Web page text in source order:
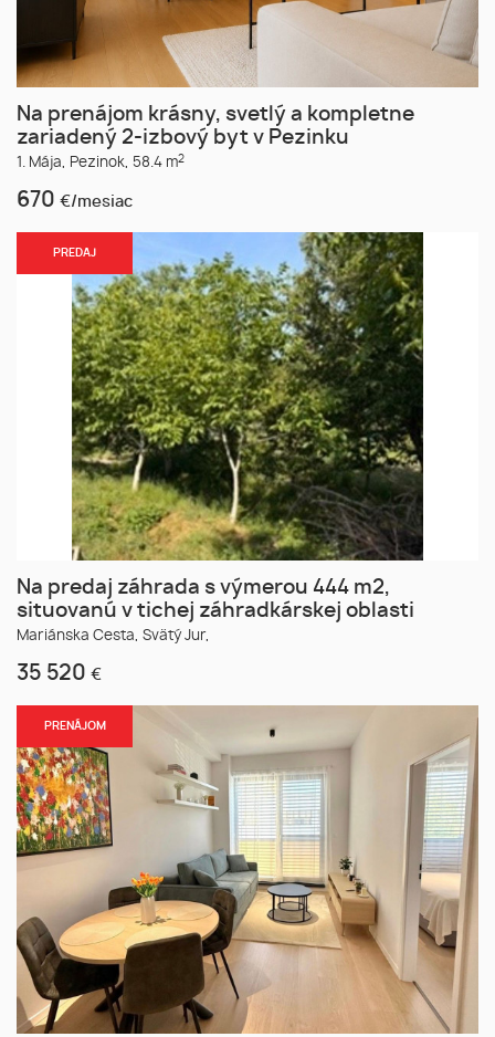
Na prenájom krásny, svetlý a kompletne
zariadený 2-izbový byt v Pezinku
1. Mája, Pezinok, 58.4 m2
670 €/mesiac
PREDAJ
Na predaj záhrada s výmerou 444 m2,
situovanú v tichej záhradkárskej oblasti
Mariánska Cesta, Svätý Jur,
35 520 €
PRENÁJOM